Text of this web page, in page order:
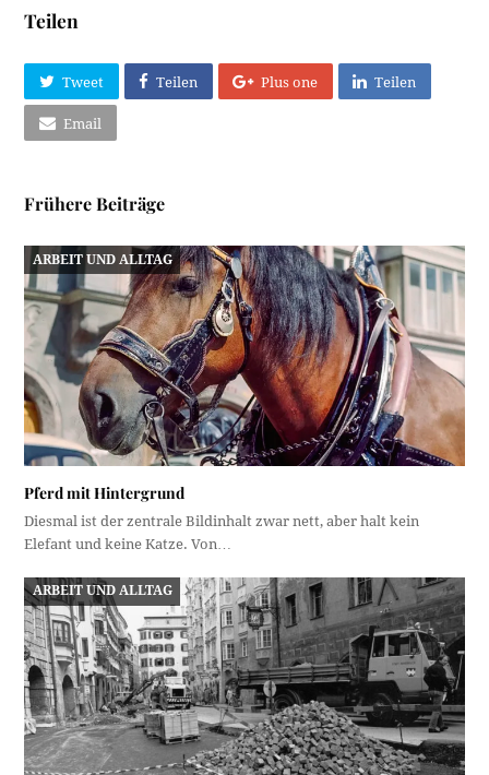
Teilen
Tweet Teilen Plus one Teilen
Email
Frühere Beiträge
ARBEIT UND ALLTAG
Pferd mit Hintergrund
Diesmal ist der zentrale Bildinhalt zwar nett, aber halt kein
Elefant und keine Katze. Von…
ARBEIT UND ALLTAG